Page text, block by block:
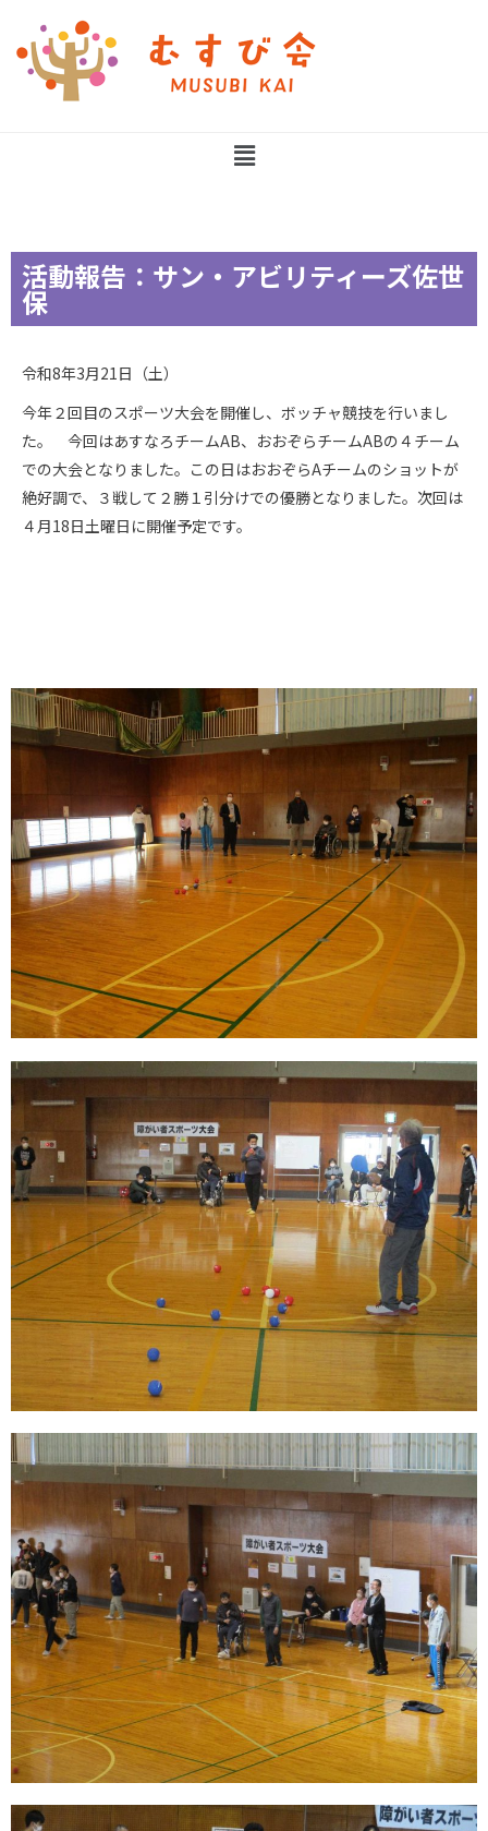
活動報告：サン・アビリティーズ佐世
保
令和8年3月21日（土）
今年２回目のスポーツ大会を開催し、ボッチャ競技を行いまし
た。 今回はあすなろチームAB、おおぞらチームABの４チーム
での大会となりました。この日はおおぞらAチームのショットが
絶好調で、３戦して２勝１引分けでの優勝となりました。次回は
４月18日土曜日に開催予定です。